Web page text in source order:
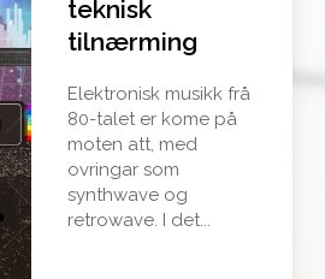
teknisk
tilnærming
Elektronisk musikk frå
80-talet er kome på
moten att, med
ovringar som
synthwave og
retrowave. I det...